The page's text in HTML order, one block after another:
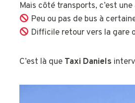
Mais côté transports, c’est
Peu ou pas de bus à
Difficile retour vers la gare
C’est là que Taxi Daniels